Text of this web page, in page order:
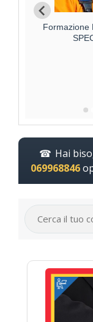
Formazione
Hai
069968846